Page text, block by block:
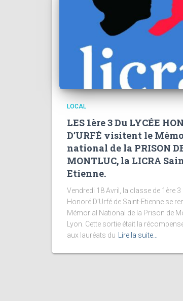
LOCAL
LES 1ère 3 Du LYCÉE
D’URFÉ visitent le
national de la PRISON
MONTLUC, la LICRA
Etienne.
Vendredi 18 Avril, la classe de 1ère 3
Honoré D’Urfé de Saint-Etienne se
Mémorial National de la Prison de
Lyon. Cette sortie était la
aux lauréats du
Lire la suite…